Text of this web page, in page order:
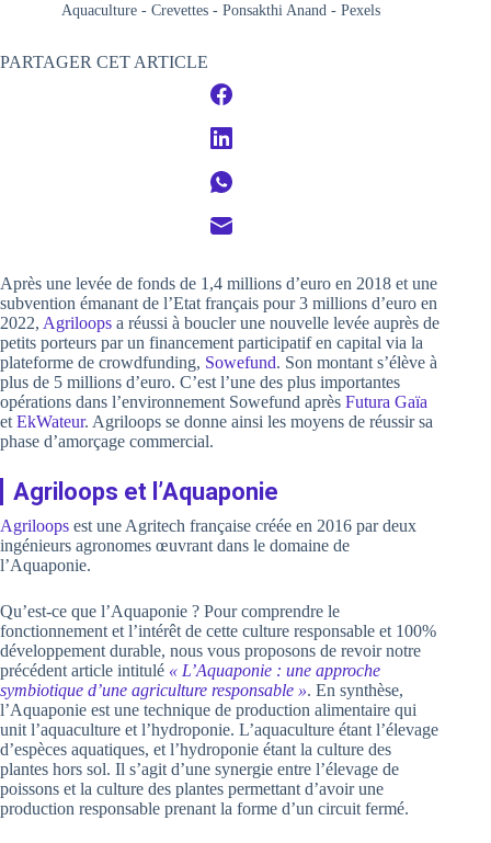
Aquaculture - Crevettes - Ponsakthi Anand - Pexels
PARTAGER CET ARTICLE
Après une levée de fonds de 1,4 millions d’euro en 2018 et une
subvention émanant de l’Etat français pour 3 millions d’euro en
2022, Agriloops a réussi à boucler une nouvelle levée auprès de
petits porteurs par un financement participatif en capital via la
plateforme de crowdfunding, Sowefund. Son montant s’élève à
plus de 5 millions d’euro. C’est l’une des plus importantes
opérations dans l’environnement Sowefund après Futura Gaïa
et EkWateur. Agriloops se donne ainsi les moyens de réussir sa
phase d’amorçage commercial.
Agriloops et l’Aquaponie
Agriloops est une Agritech française créée en 2016 par deux
ingénieurs agronomes œuvrant dans le domaine de
l’Aquaponie.
Qu’est-ce que l’Aquaponie ? Pour comprendre le
fonctionnement et l’intérêt de cette culture responsable et 100%
développement durable, nous vous proposons de revoir notre
précédent article intitulé « L’Aquaponie : une approche
symbiotique d’une agriculture responsable ». En synthèse,
l’Aquaponie est une technique de production alimentaire qui
unit l’aquaculture et l’hydroponie. L’aquaculture étant l’élevage
d’espèces aquatiques, et l’hydroponie étant la culture des
plantes hors sol. Il s’agit d’une synergie entre l’élevage de
poissons et la culture des plantes permettant d’avoir une
production responsable prenant la forme d’un circuit fermé.